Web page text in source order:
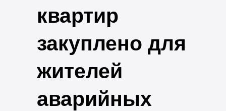
квартир
закуплено для
жителей
аварийных